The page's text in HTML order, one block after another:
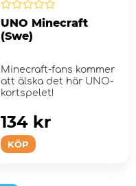
UNO Minecraft
(Swe)
Minecraft-fans kommer
att älska det här UNO-
kortspelet!
KÖP
134 kr